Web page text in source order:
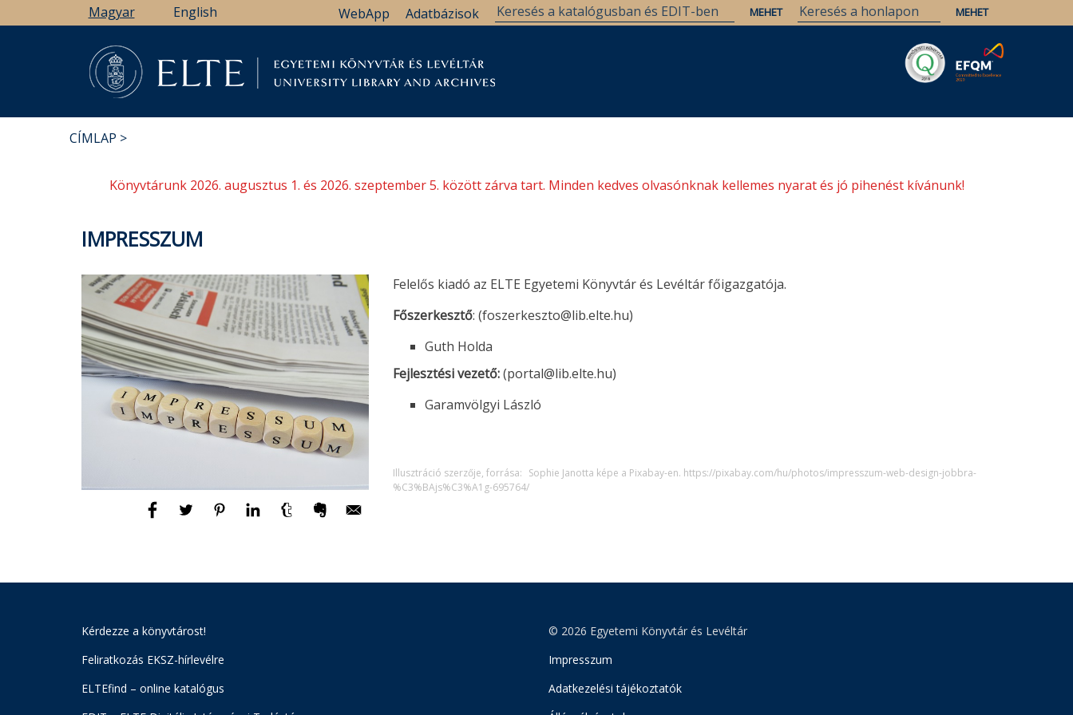
a
Magyar English Adatbázisok
WebApp
CÍMLAP
Könyvtárunk 2026. augusztus 1. és 2026. szeptember 5. között zárva tart. Minden kedves olvasónknak kellemes nyarat és jó pihenést kívánunk!
IMPRESSZUM
Felelős kiadó az ELTE Egyetemi Könyvtár és Levéltár főigazgatója.
Főszerkesztő: (foszerkeszto@lib.elte.hu)
Guth Holda
Fejlesztési vezető:(portal@lib.elte.hu)
Garamvölgyi László
Illusztráció szerzője, forrása: Sophie Janotta képe a Pixabay-en. https://pixabay.com/hu/photos/impresszum-web-design-jobbra-
%C3%BAjs%C3%A1g-695764/
Kérdezze a könyvtárost!
Feliratkozás EKSZ-hírlevélre
ELTEfind – online katalógus
© 2026 Egyetemi Könyvtár és Levéltár
Impresszum
Adatkezelési tájékoztatók